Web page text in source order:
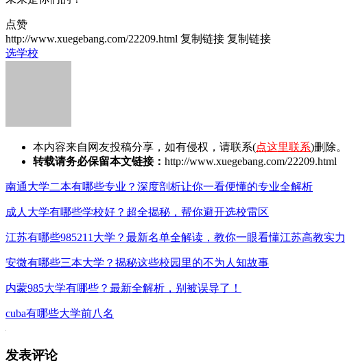
点赞
http://www.xuegebang.com/22209.html 复制链接 复制链接
选学校
本内容来自网友投稿分享，如有侵权，请联系(点这里联系)删除。
转载请务必保留本文链接： http://www.xuegebang.com/22209.html
南通大学二本有哪些专业？深度剖析让你一看便懂的专业全解析
成人大学有哪些学校好？超全揭秘，帮你避开选校雷区
江苏有哪些985211大学？最新名单全解读，教你一眼看懂江苏高教实力
安微有哪些三本大学？揭秘这些校园里的不为人知故事
内蒙985大学有哪些？最新全解析，别被误导了！
cuba有哪些大学前八名
发表评论